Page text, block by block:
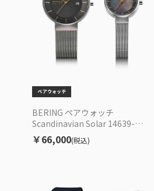
BERING ペアウォッチ
Scandinavian Solar 14639-
003/14627-002 ソーラー EC限定
セット
￥66,000(税込)